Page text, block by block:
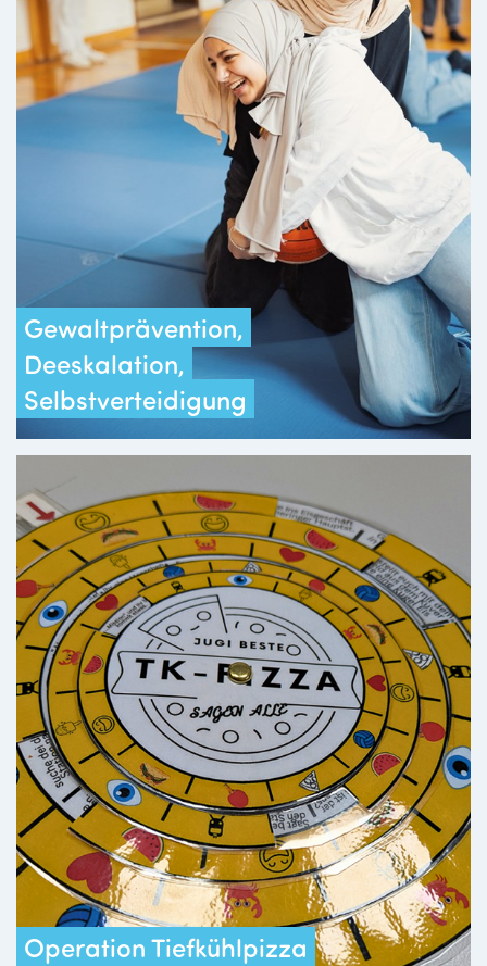
Gewaltprävention,
Deeskalation,
Selbstverteidigung
Operation Tiefkühlpizza